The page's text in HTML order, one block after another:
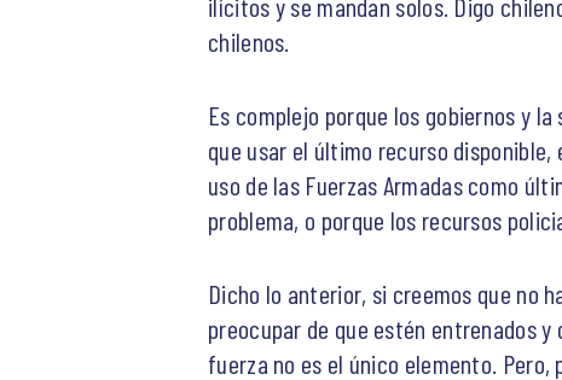
chilenos.
Es complejo porque los gobiernos y
que usar el último recurso
uso de las Fuerzas Armadas como
problema, o porque los recursos
Dicho lo anterior, si creemos que no
preocupar de que estén entrenados
fuerza no es el único elemento.